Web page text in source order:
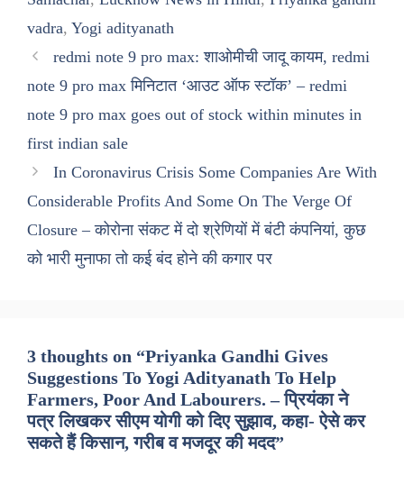
vadra, Yogi adityanath
redmi note 9 pro max: शाओमीची जादू कायम, redmi
note 9 pro max मिनिटात ‘आउट ऑफ स्टॉक’ – redmi
note 9 pro max goes out of stock within minutes in
first indian sale
In Coronavirus Crisis Some Companies Are With
Considerable Profits And Some On The Verge Of
Closure – कोरोना संकट में दो श्रेणियों में बंटी कंपनियां, कुछ
को भारी मुनाफा तो कई बंद होने की कगार पर
3 thoughts on “Priyanka Gandhi Gives
Suggestions To Yogi Adityanath To Help
Farmers, Poor And Labourers. – प्रियंका ने
पत्र लिखकर सीएम योगी को दिए सुझाव, कहा- ऐसे कर
सकते हैं किसान, गरीब व मजदूर की मदद”